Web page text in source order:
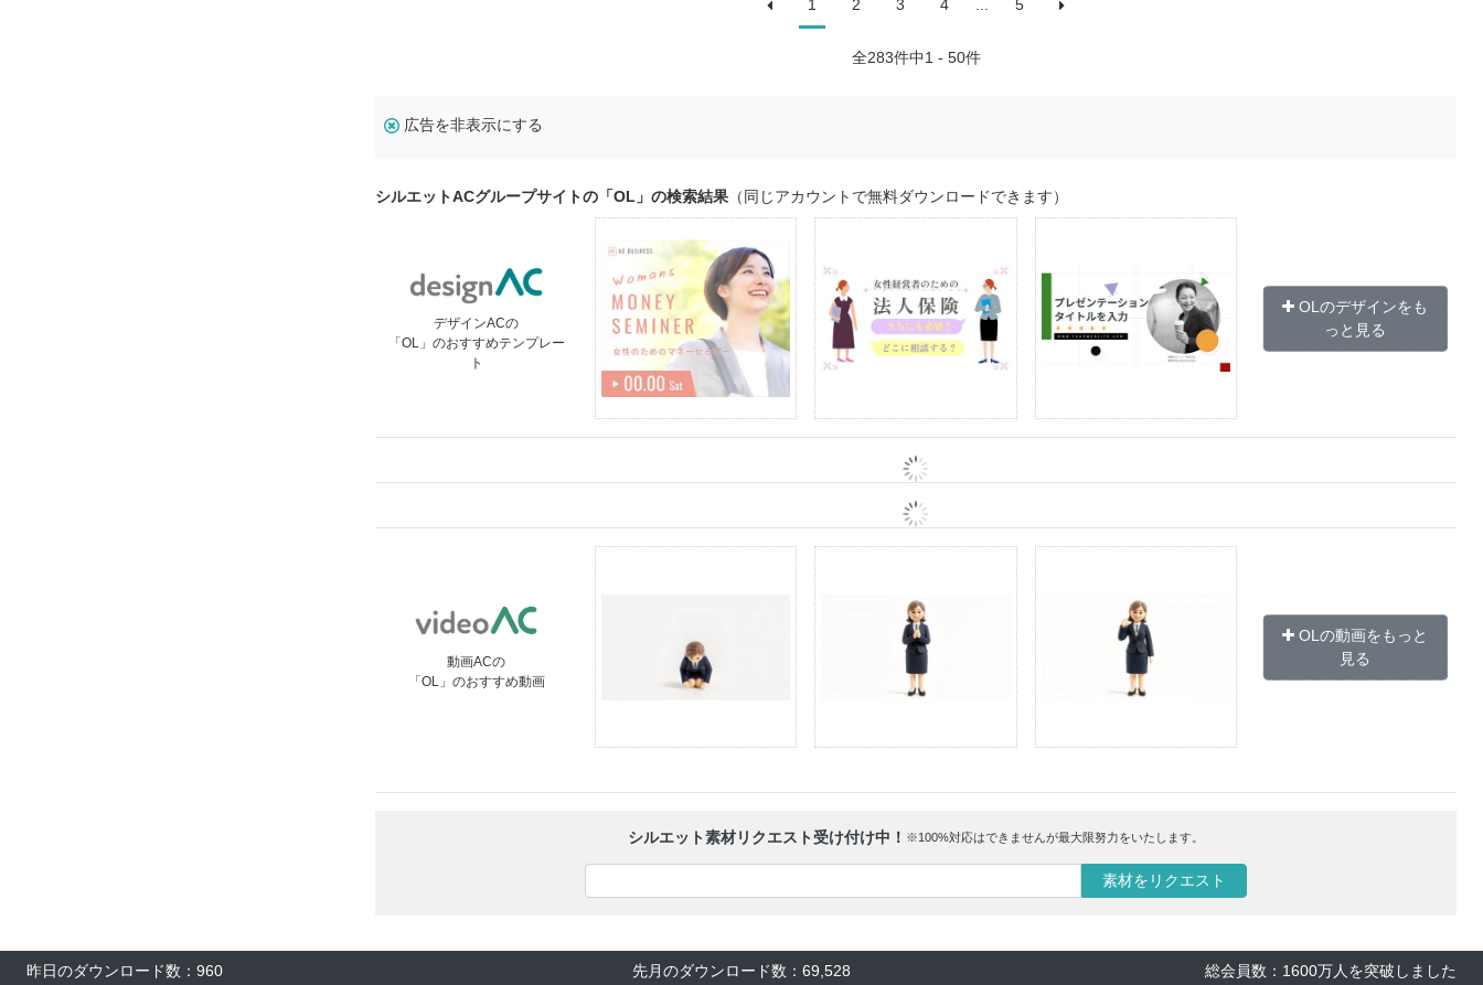
1 2 3 4 5
全283件中1 - 50件
広告を非表示にする
シルエットACグループサイトの「OL」の検索結果 （同じアカウントで無料ダウンロードできます）
デザインACの
「OL」のおすすめテンプレー
ト
OLのデザインをも
っと見る
動画ACの
「OL」のおすすめ動画
OLの動画をもっと
見る
シルエット素材リクエスト受け付け中！ ※100%対応はできませんが最大限努力をいたします。
素材をリクエスト
昨日のダウンロード数：960 先月のダウンロード数：69,528 総会員数：1600万人を突破しました